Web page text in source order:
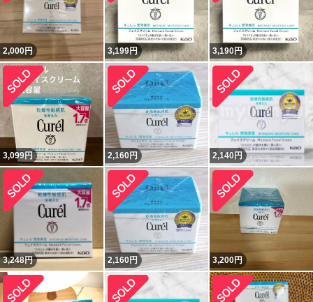
2,000円 3,199円 3,190円
3,099円 2,160円 2,140円
3,248円 2,160円 3,200円